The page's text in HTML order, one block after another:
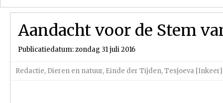
Aandacht voor de Stem
Publicatiedatum: zondag 31 juli 2016
Redactie, Dieren en natuur, Einde der Tijden,Tesjoeva [Inkeer]